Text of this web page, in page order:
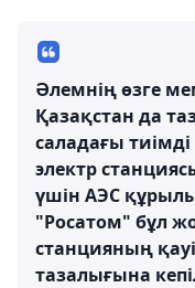
Әлемнің өзге
Қазақстан да
саладағы
электр
үшін АЭС
"Росатом" бұл
станцияның
тазалығына